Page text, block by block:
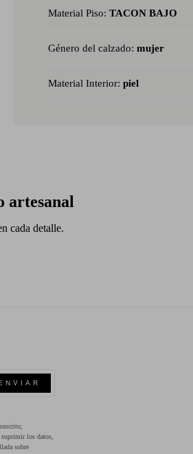
Material Piso: TACON BAJO
Género del calzado: mujer
Material Interior: piel
artesanal
cada detalle.
los datos,
sobre